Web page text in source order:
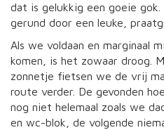
dat is gelukkig een goeie
gerund door een leuke,
Als we voldaan en marginaal
komen, is het zowaar droog.
zonnetje fietsen we de vrij
route verder. De gevonden
nog niet helemaal zoals we
en wc-blok, de volgende